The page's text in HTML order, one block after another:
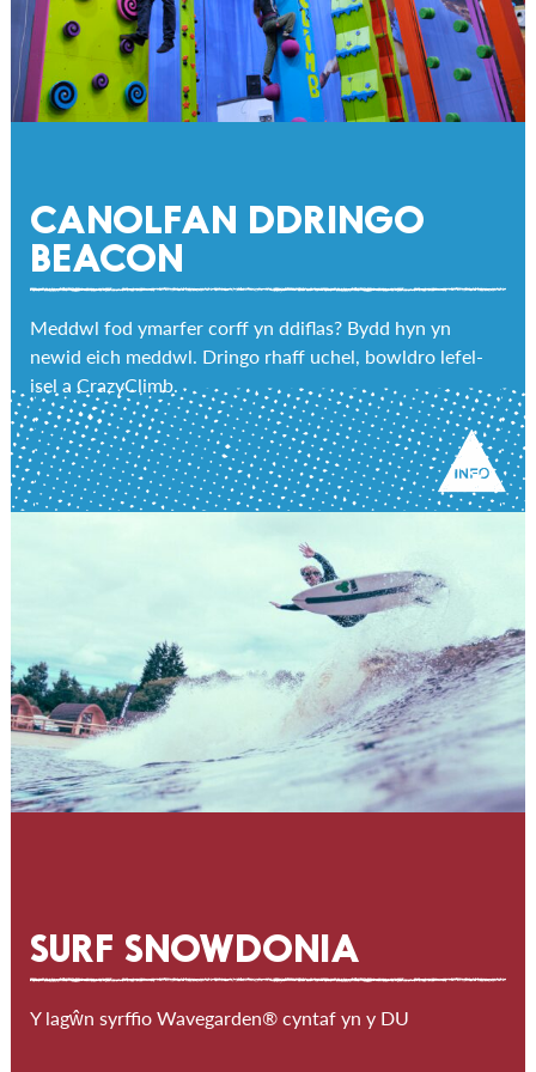
CANOLFAN DDRINGO
BEACON
Meddwl fod ymarfer corff yn ddiflas? Bydd hyn yn
newid eich meddwl. Dringo rhaff uchel, bowldro lefel-
isel a CrazyClimb.
SURF SNOWDONIA
Y lagŵn syrffio Wavegarden® cyntaf yn y DU